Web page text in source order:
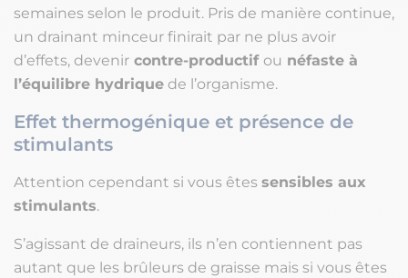
semaines selon le produit. Pris de manière continue,
un drainant minceur finirait par ne plus avoir
d’effets, devenir contre-productif ou néfaste à
l’équilibre hydrique de l’organisme.
Effet thermogénique et présence de
stimulants
Attention cependant si vous êtes sensibles aux
stimulants.
S’agissant de draineurs, ils n’en contiennent pas
autant que les brûleurs de graisse mais si vous êtes